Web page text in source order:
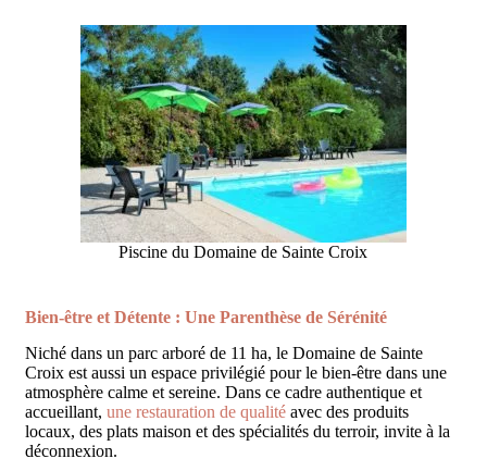
Piscine du Domaine de Sainte Croix
Bien-être et Détente : Une Parenthèse de Sérénité
Niché dans un parc arboré de 11 ha, le Domaine de Sainte
Croix est aussi un espace privilégié pour le bien-être dans une
atmosphère calme et sereine. Dans ce cadre authentique et
accueillant,une restauration de qualitéavec des produits
locaux, des plats maison et des spécialités du terroir, invite à la
déconnexion.